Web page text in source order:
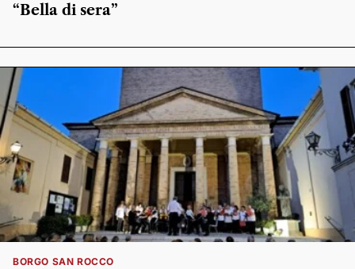
“Bella di sera”
BORGO SAN ROCCO